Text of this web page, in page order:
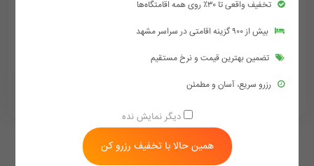
وای فای رایگان فضای مناسب
2,800,000
2,400,000 تومان/هر شب
تخفیف واقعی تا ۳۰٪ روی همه اقامتگاه‌ها
بیش از ۹۰۰ گزینه اقامتی در سراسر مشهد
تضمین بهترین قیمت و نرخ مستقیم
رزرو سریع، آسان و مطمئن
دیگر نمایش نده
همین حالا با تخفیف رزرو کن